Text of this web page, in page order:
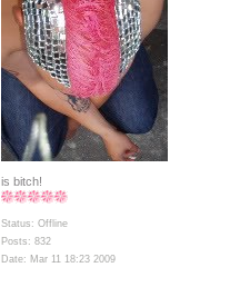
is bitch!
Status: Offline
Posts: 832
Date: Mar 11 18:23 2009